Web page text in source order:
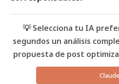
💡 Selecciona tu IA
segundos un análisis
propuesta de post
Claude